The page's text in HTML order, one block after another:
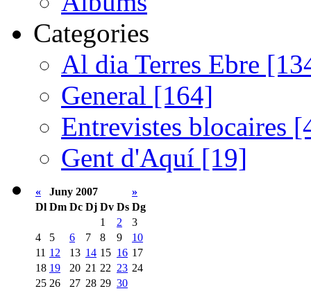
Categories
Al dia Terres Ebre
General [164]
Entrevistes blocaires
Gent d'Aquí [19]
« Juny 2007
»
Dl Dm Dc Dj Dv Ds Dg
1
2
3
4
5 6 7 8 9
10
11 12 13 14 15 16 17
18 19 20 21 22 23 24
25 26 27 28 29 30